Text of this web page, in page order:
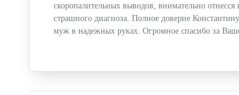
ЛОР-отделение
скоропалительных выводов, внимательно
страшного диагноза. Полное доверие
муж в надежных руках. Огромное спасибо за